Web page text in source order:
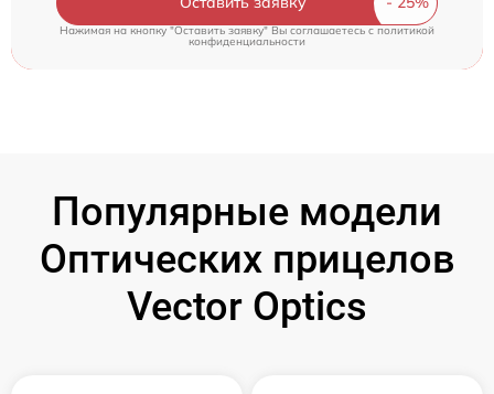
Нажимая на кнопку "Оставить заявку" Вы соглашаетесь c политикой
конфиденциальности
Популярные модели
Оптических прицелов
Vector Optics